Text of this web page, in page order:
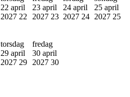
22 april
2027 22
23 april
2027 23
24 april
2027 24
25 april
2027 25
torsdag
29 april
2027 29
fredag
30 april
2027 30